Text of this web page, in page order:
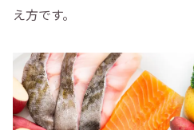
え方です。